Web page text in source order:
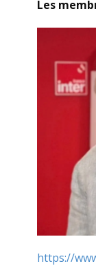
Les
https://